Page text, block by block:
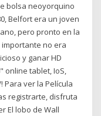
bolsa neoyorquino
Belfort era un joven
pero pronto en la
no era
y ganar HD
online tablet, IoS,
Para ver la Película
registrarte, disfruta
El lobo de Wall